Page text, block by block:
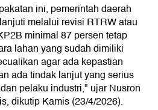
ini, pemerintah daerah
melalui revisi RTRW atau
minimal 87 persen tetap
lahan yang sudah dimiliki
agar ada kepastian
ada tindak lanjut yang serius
pelaku industri," ujar Nusron
dikutip Kamis (23/4/2026).